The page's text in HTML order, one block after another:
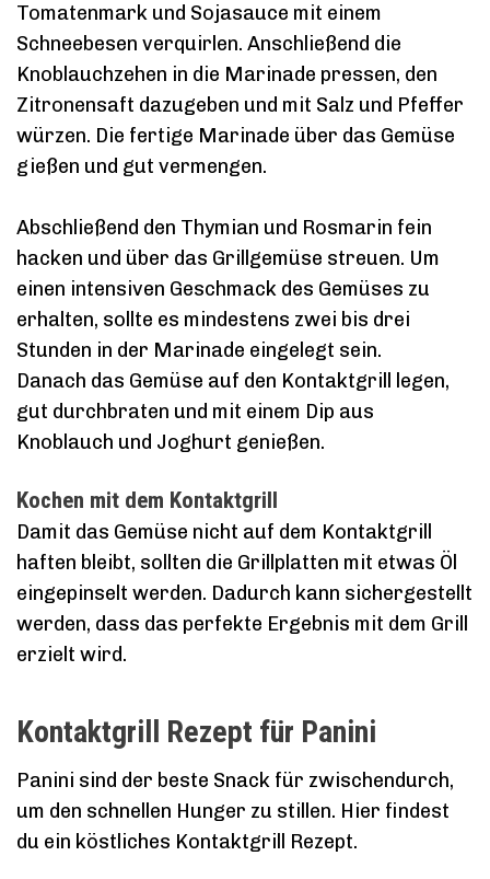
Tomatenmark und Sojasauce mit einem
Schneebesen verquirlen. Anschließend die
Knoblauchzehen in die Marinade pressen, den
Zitronensaft dazugeben und mit Salz und Pfeffer
würzen. Die fertige Marinade über das Gemüse
gießen und gut vermengen.
Abschließend den Thymian und Rosmarin fein
hacken und über das Grillgemüse streuen. Um
einen intensiven Geschmack des Gemüses zu
erhalten, sollte es mindestens zwei bis drei
Stunden in der Marinade eingelegt sein.
Danach das Gemüse auf den Kontaktgrill legen,
gut durchbraten und mit einem Dip aus
Knoblauch und Joghurt genießen.
Kochen mit dem Kontaktgrill
Damit das Gemüse nicht auf dem Kontaktgrill
haften bleibt, sollten die Grillplatten mit etwas Öl
eingepinselt werden. Dadurch kann sichergestellt
werden, dass das perfekte Ergebnis mit dem Grill
erzielt wird.
Kontaktgrill Rezept für Panini
Panini sind der beste Snack für zwischendurch,
um den schnellen Hunger zu stillen. Hier findest
du ein köstliches Kontaktgrill Rezept.